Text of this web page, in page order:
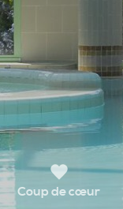
Coup de cœur